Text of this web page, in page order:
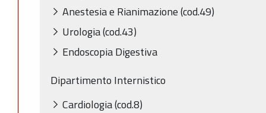
Anestesia e Rianimazione (cod.49)
Urologia (cod.43)
Endoscopia Digestiva
Dipartimento Internistico
Cardiologia (cod.8)